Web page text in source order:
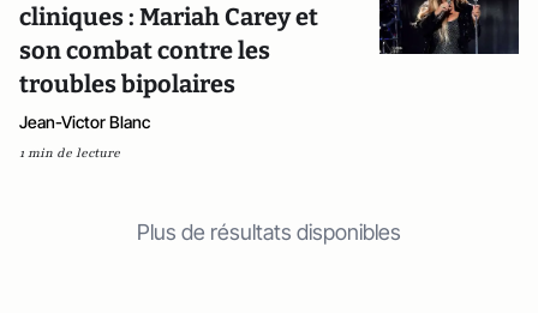
cliniques : Mariah Carey et
son combat contre les
troubles bipolaires
Jean-Victor Blanc
1 min de lecture
Plus de résultats disponibles